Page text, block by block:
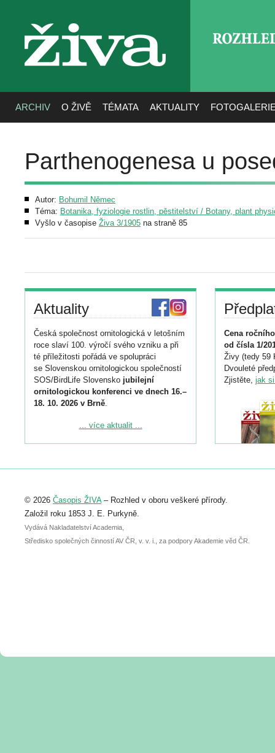
živa
ARCHIV O ŽIVĚ TÉMATA AKTUALITY
Parthenogenesa u
Autor: Bohumil Němec
Téma: Botanika, fyziologie rostlin, pěstitelství / Botany, plant
Vyšlo v časopise Živa 3/1905 na straně 85
Aktuality
Česká společnost ornitologická v letošním
roce slaví 100. výročí svého vzniku a při
té příležitosti pořádá ve spolupráci
se Slovenskou ornitologickou společností
SOS/BirdLife Slovensko jubilejní
ornitologickou konferenci ve dnech 16.–
18. 10. 2026 v Brně.
Podrobnější informace ke konferenci
Registrovat se můžete do 6. září.
abstraktu přihlášené přednášky nebo
posteru je už 30. června.
... více aktualit ...
Cena
od čísla 1/
Živy (tedy 59
Dvouleté
Zjistěte, jak
© 2026 Časopis ŽIVA– Rozhled v oboru veškeré přírody.
Založil roku 1853 J. E. Purkyně.
Vydává Nakladatelství Academia,
Středisko společných činností AV ČR, v. v. i., za podpory Akademie věd ČR.